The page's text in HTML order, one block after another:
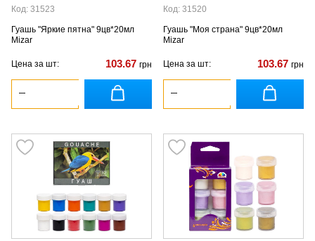
Код: 31523
Гуашь "Яркие пятна" 9цв*20мл
Mizar
Цена за шт: 103.67 грн
Код: 31520
Гуашь "Моя страна" 9цв*20мл
Mizar
Цена за шт: 103.67 грн